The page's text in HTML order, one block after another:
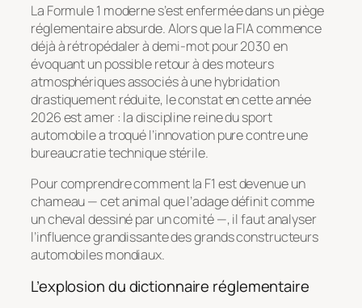
La Formule 1 moderne s’est enfermée dans un piège
réglementaire absurde. Alors que la FIA commence
déjà à rétropédaler à demi-mot pour 2030 en
évoquant un possible retour à des moteurs
atmosphériques associés à une hybridation
drastiquement réduite, le constat en cette année
2026 est amer : la discipline reine du sport
automobile a troqué l’innovation pure contre une
bureaucratie technique stérile.
Pour comprendre comment la F1 est devenue un
chameau — cet animal que l’adage définit comme
un cheval dessiné par un comité —, il faut analyser
l’influence grandissante des grands constructeurs
automobiles mondiaux.
L’explosion du dictionnaire réglementaire